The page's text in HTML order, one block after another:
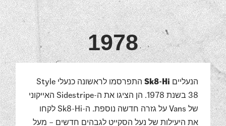
1978
הנעליים Sk8-Hi
התפרסמו לראשונה כנעלי Style
38 בשנת 1978. הן הציגו את ה-Sidestripe האייקוני
של Vans על גזרה חדשה נוספת. ה-Sk8-Hi לקחו
את היעילות של נעל הסקייט לגבהים חדשים – מעל